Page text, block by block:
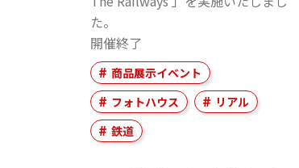
た。
開催終了
商品展示イベント
フォトハウス
リアル
鉄道